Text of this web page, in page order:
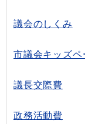
議会のしくみ
市議会キッズペ
議長交際費
政務活動費